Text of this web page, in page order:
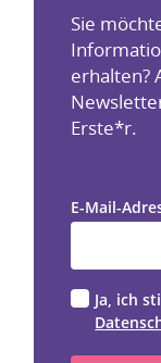
Sie
erhalten?
Erste*r.
E-Mail-
Ja, ich